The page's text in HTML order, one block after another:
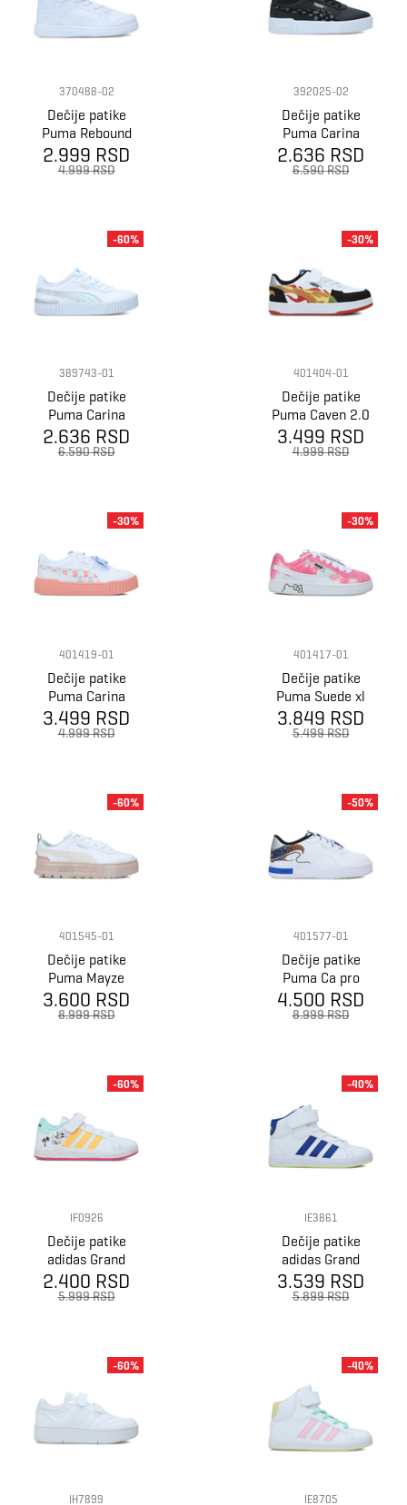
370488-02
Dečije patike
Puma Rebound
Layup Sl V Ps
2.999 RSD
4.999 RSD
392025-02
Dečije patike
Puma Carina
2.0 Animal Ps
2.636 RSD
6.590 RSD
389743-01
Dečije patike
Puma Carina
2.0 Mermaid Ps
2.636 RSD
6.590 RSD
-60%
401404-01
Dečije patike
Puma Caven 2.0
Hot Wheels Ac+
Ps
3.499 RSD
4.999 RSD
-30%
401419-01
Dečije patike
Puma Carina
3.0 hk&fr ps
3.499 RSD
4.999 RSD
-30%
401417-01
Dečije patike
Puma Suede xl
hk&fr ps
3.849 RSD
5.499 RSD
-30%
401545-01
Dečije patike
Puma Mayze
water creatures
ps
3.600 RSD
8.999 RSD
-60%
401577-01
Dečije patike
Puma Ca pro
hot wheels ps
4.500 RSD
8.999 RSD
-50%
IF0926
Dečije patike
adidas Grand
Court Minnie
2.400 RSD
5.999 RSD
-60%
IE3861
Dečije patike
adidas Grand
Court Mid K
3.539 RSD
5.899 RSD
-40%
IH7899
-60%
IE8705
-40%